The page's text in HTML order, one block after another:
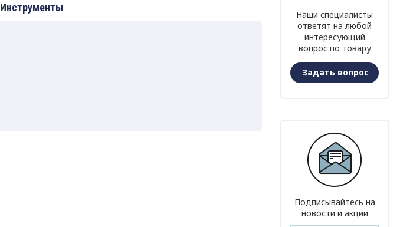
Инструменты
Наши специалисты
ответят на любой
интересующий
вопрос по товару
Задать вопрос
Подписывайтесь на
новости и акции